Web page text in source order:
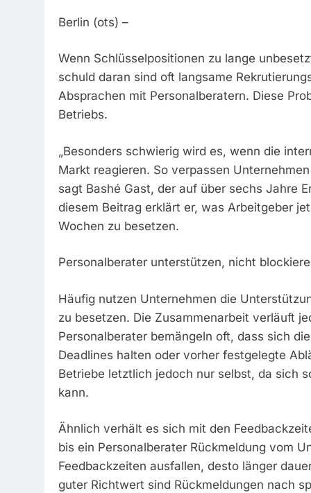
Berlin (ots) –
Wenn Schlüsselpositionen zu lange
schuld daran sind oft langsame
Absprachen mit Personalberatern. Diese
Betriebs.
„Besonders schwierig wird es, wenn die
Markt reagieren. So verpassen
sagt Bashé Gast, der auf über sechs Jahre
diesem Beitrag erklärt er, was Arbeitgeber
Wochen zu besetzen.
Personalberater unterstützen, nicht
Häufig nutzen Unternehmen die
zu besetzen. Die Zusammenarbeit verläuft
Personalberater bemängeln oft, dass sich
Deadlines halten oder vorher festgelegte
Betriebe letztlich jedoch nur selbst, da sich
kann.
Ähnlich verhält es sich mit den
bis ein Personalberater Rückmeldung vom
Feedbackzeiten ausfallen, desto länger
guter Richtwert sind Rückmeldungen nach